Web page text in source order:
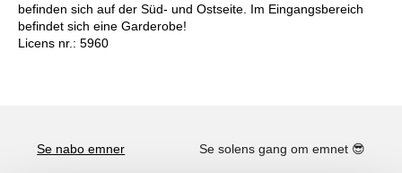
befinden sich auf der Süd- und Ostseite. Im Eingangsbereich
befindet sich eine Garderobe!
Licens nr.: 5960
Se nabo emner Se solens gang om emnet 😎